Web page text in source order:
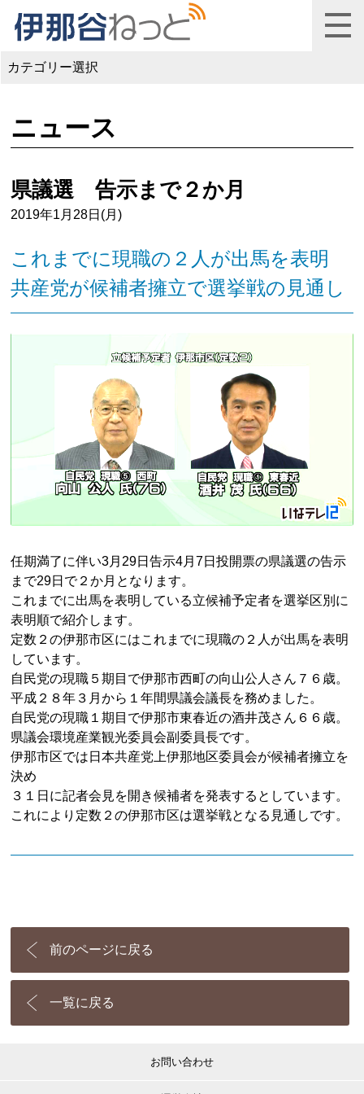
カテゴリー選択
ニュース
県議選 告示まで２か月
2019年1月28日(月)
これまでに現職の２人が出馬を表明
共産党が候補者擁立で選挙戦の見通し
任期満了に伴い3月29日告示4月7日投開票の県議選の告示
まで29日で２か月となります。
これまでに出馬を表明している立候補予定者を選挙区別に
表明順で紹介します。
定数２の伊那市区にはこれまでに現職の２人が出馬を表明
しています。
自民党の現職５期目で伊那市西町の向山公人さん７６歳。
平成２８年３月から１年間県議会議長を務めました。
自民党の現職１期目で伊那市東春近の酒井茂さん６６歳。
県議会環境産業観光委員会副委員長です。
伊那市区では日本共産党上伊那地区委員会が候補者擁立を
決め
３１日に記者会見を開き候補者を発表するとしています。
これにより定数２の伊那市区は選挙戦となる見通しです。
前のページに戻る
一覧に戻る
お問い合わせ